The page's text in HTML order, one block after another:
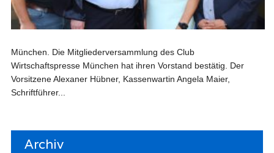
München. Die Mitgliederversammlung des Club
Wirtschaftspresse München hat ihren Vorstand bestätig. Der
Vorsitzene Alexaner Hübner, Kassenwartin Angela Maier,
Schriftführer...
Archiv